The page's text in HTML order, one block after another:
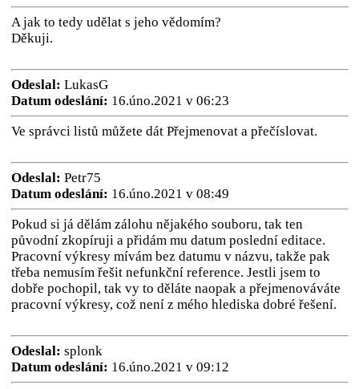
A jak to tedy udělat s jeho vědomím?
Děkuji.
Odeslal: LukasG
Datum odeslání: 16.úno.2021 v 06:23
Ve správci listů můžete dát Přejmenovat a přečíslovat.
Odeslal: Petr75
Datum odeslání: 16.úno.2021 v 08:49
Pokud si já dělám zálohu nějakého souboru, tak ten
původní zkopíruji a přidám mu datum poslední editace.
Pracovní výkresy mívám bez datumu v názvu, takže pak
třeba nemusím řešit nefunkční reference. Jestli jsem to
dobře pochopil, tak vy to děláte naopak a přejmenováváte
pracovní výkresy, což není z mého hlediska dobré řešení.
Odeslal: splonk
Datum odeslání: 16.úno.2021 v 09:12